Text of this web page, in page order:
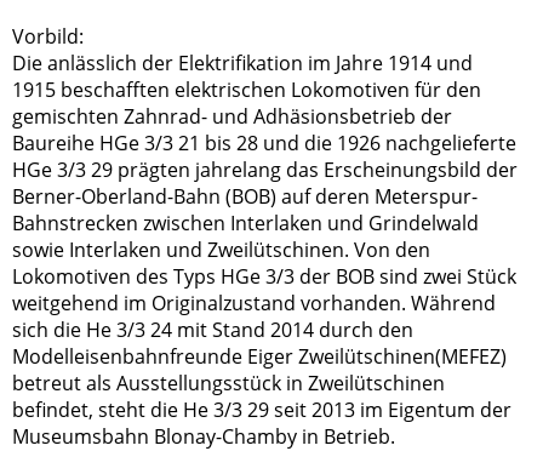
Vorbild:
Die anlässlich der Elektrifikation im Jahre 1914 und
1915 beschafften elektrischen Lokomotiven für den
gemischten Zahnrad- und Adhäsionsbetrieb der
Baureihe HGe 3/3 21 bis 28 und die 1926 nachgelieferte
HGe 3/3 29 prägten jahrelang das Erscheinungsbild der
Berner-Oberland-Bahn (BOB) auf deren Meterspur-
Bahnstrecken zwischen Interlaken und Grindelwald
sowie Interlaken und Zweilütschinen. Von den
Lokomotiven des Typs HGe 3/3 der BOB sind zwei Stück
weitgehend im Originalzustand vorhanden. Während
sich die He 3/3 24 mit Stand 2014 durch den
Modelleisenbahnfreunde Eiger Zweilütschinen(MEFEZ)
betreut als Ausstellungsstück in Zweilütschinen
befindet, steht die He 3/3 29 seit 2013 im Eigentum der
Museumsbahn Blonay-Chamby in Betrieb.